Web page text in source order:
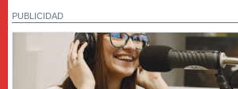
PUBLICIDAD